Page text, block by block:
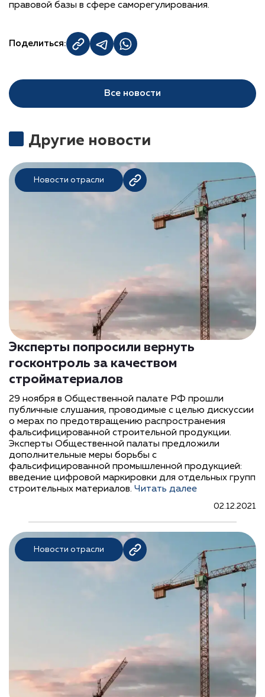
правовой базы в сфере саморегулирования.
Поделиться:
Все новости
Другие новости
Новости отрасли
Эксперты попросили вернуть
госконтроль за качеством
стройматериалов
29 ноября в Общественной палате РФ прошли
публичные слушания, проводимые с целью дискуссии
о мерах по предотвращению распространения
фальсифицированной строительной продукции.
Эксперты Общественной палаты предложили
дополнительные меры борьбы с
фальсифицированной промышленной продукцией:
введение цифровой маркировки для отдельных групп
строительных материалов. Читать далее
02.12.2021
Новости отрасли